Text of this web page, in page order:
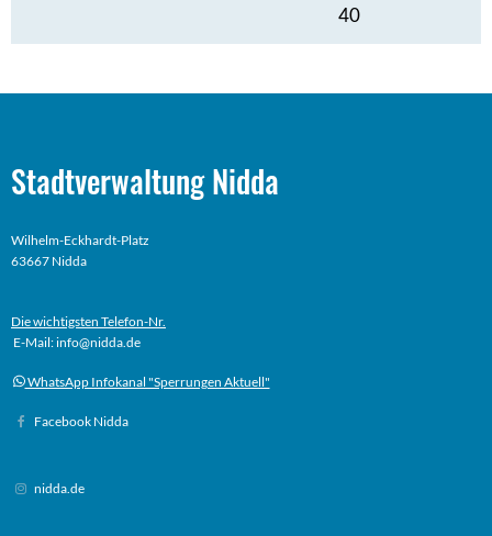
40
Stadtverwaltung Nidda
Wilhelm-Eckhardt-Platz
63667 Nidda
Die wichtigsten Telefon-Nr.
E-Mail: info@nidda.de
WhatsApp Infokanal "Sperrungen Aktuell"
Facebook Nidda
nidda.de